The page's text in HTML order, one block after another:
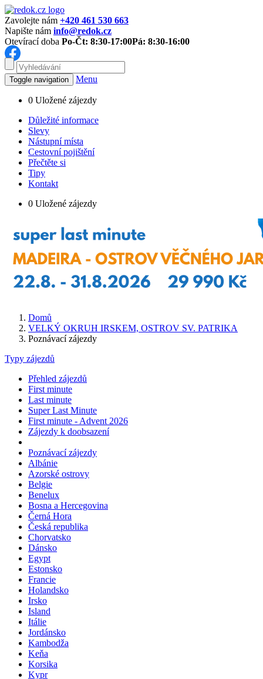
Zavolejte nám +420 461 530 663
Napište nám info@redok.cz
Otevírací doba Po-Čt: 8:30-17:00Pá: 8:30-16:00
Toggle navigation Menu
0 Uložené zájezdy
Důležité informace
Slevy
Nástupní místa
Cestovní pojištění
Přečtěte si
Tipy
Kontakt
0 Uložené zájezdy
Domů
VELKÝ OKRUH IRSKEM, OSTROV SV. PATRIKA
Poznávací zájezdy
Typy zájezdů
Přehled zájezdů
First minute
Last minute
Super Last Minute
First minute - Advent 2026
Zájezdy k doobsazení
Poznávací zájezdy
Albánie
Azorské ostrovy
Belgie
Benelux
Bosna a Hercegovina
Černá Hora
Česká republika
Chorvatsko
Dánsko
Egypt
Estonsko
Francie
Holandsko
Irsko
Island
Itálie
Jordánsko
Kambodža
Keňa
Korsika
Kypr